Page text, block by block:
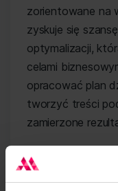
zorientowane na
zyskuje się
optymalizacji,
celami
opracować plan
tworzyć treści
zamierzone
Dobór